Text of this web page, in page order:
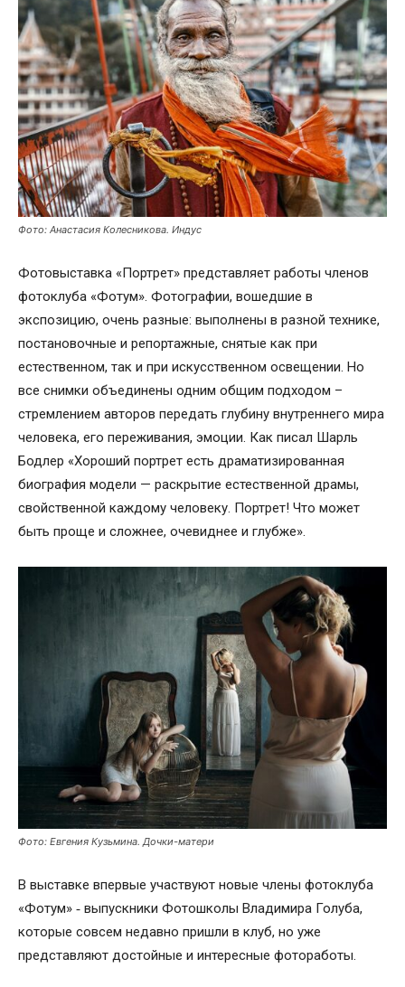
Фото: Анастасия Колесникова. Индус
Фотовыставка «Портрет» представляет работы членов
фотоклуба «Фотум». Фотографии, вошедшие в
экспозицию, очень разные: выполнены в разной технике,
постановочные и репортажные, снятые как при
естественном, так и при искусственном освещении. Но
все снимки объединены одним общим подходом –
стремлением авторов передать глубину внутреннего мира
человека, его переживания, эмоции. Как писал Шарль
Бодлер «Хороший портрет есть драматизированная
биография модели — раскрытие естественной драмы,
свойственной каждому человеку. Портрет! Что может
быть проще и сложнее, очевиднее и глубже».
Фото: Евгения Кузьмина. Дочки-матери
В выставке впервые участвуют новые члены фотоклуба
«Фотум» ‑ выпускники Фотошколы Владимира Голуба,
которые совсем недавно пришли в клуб, но уже
представляют достойные и интересные фотоработы.